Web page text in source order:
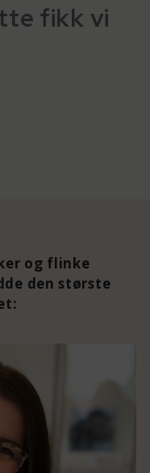
fikk vi
og flinke
den største